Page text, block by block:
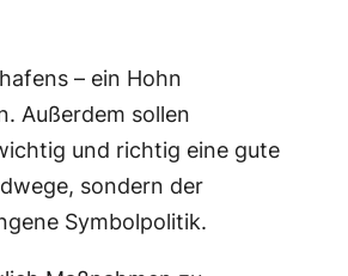
– ein Hohn
Außerdem sollen
und richtig eine gute
sondern der
Symbolpolitik.